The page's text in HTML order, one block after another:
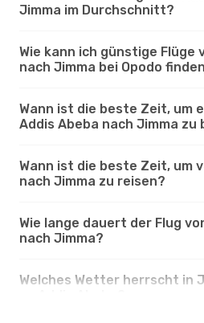
Jimma im Durchschnitt?
Wie kann ich günstige Flüge
nach Jimma bei Opodo
Wann ist die beste Zeit, um
Addis Abeba nach Jimma zu
Wann ist die beste Zeit, um
nach Jimma zu reisen?
Wie lange dauert der Flug
nach Jimma?
Welches Wetter herrscht in